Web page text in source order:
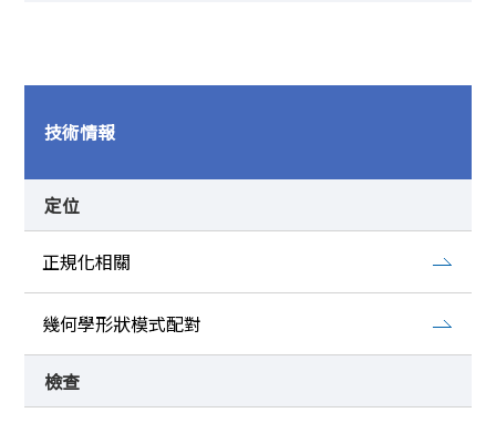
技術情報
定位
正規化相關
幾何學形狀模式配對
檢查